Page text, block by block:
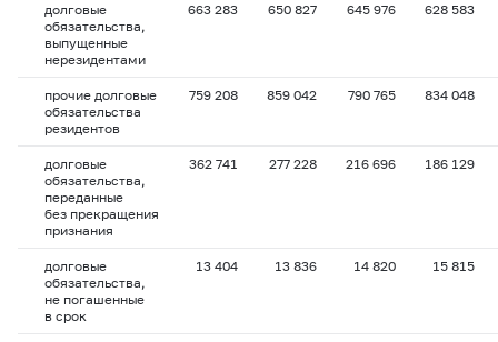
долговые
обязательства,
выпущенные
нерезидентами
663 283 650 827 645 976 628 583
прочие долговые
обязательства
резидентов
759 208 859 042 790 765 834 048
долговые
обязательства,
переданные
без прекращения
признания
362 741 277 228 216 696 186 129
долговые
обязательства,
не погашенные
в срок
13 404 13 836 14 820 15 815